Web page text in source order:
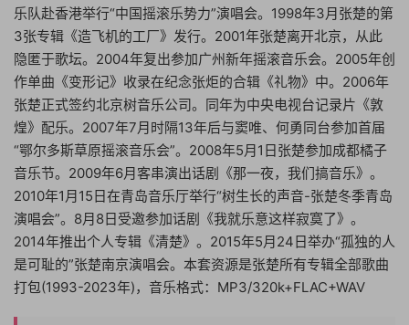
乐队赴香港举行“中国摇滚乐势力”演唱会。1998年3月张楚的第
3张专辑《造飞机的工厂》发行。2001年张楚离开北京，从此
隐匿于歌坛。2004年复出参加广州新年摇滚音乐会。2005年创
作单曲《变形记》收录在纪念张炬的合辑《礼物》中。2006年
张楚正式签约北京树音乐公司。同年为中央电视台记录片《敦
煌》配乐。2007年7月时隔13年后与窦唯、何勇同台参加首届
“鄂尔多斯草原摇滚音乐会”。2008年5月1日张楚参加成都橘子
音乐节。2009年6月客串演出话剧《那一夜，我们搞音乐》。
2010年1月15日在青岛音乐厅举行“树生长的声音-张楚冬季青岛
演唱会”。8月8日受邀参加话剧《我就乐意这样寂寞了》。
2014年推出个人专辑《清楚》。2015年5月24日举办“孤独的人
是可耻的”张楚南京演唱会。本套资源是张楚所有专辑全部歌曲
打包(1993-2023年)，音乐格式：MP3/320k+FLAC+WAV